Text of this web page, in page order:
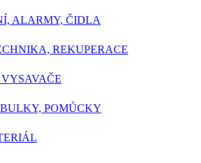
ALARMY, ČIDLA
REKUPERACE
POMŮCKY